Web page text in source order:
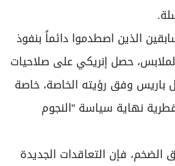
الذين اصطدموا دائماً بنفوذ
حصل إنريكي على صلاحيات
باريس وفق رؤيته الخاصة، خاصة
نهاية سياسة "النجوم
الضخم، فإن التعاقدات الجديدة